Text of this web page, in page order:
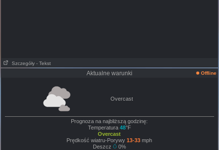
Szczegóły - Tekst
Aktualne warunki Offline
Overcast
Prognoza na najbliższą godzinę:
Temperatura 48°F
Overcast
Prędkość wiatru-Porywy 13-33 mph
Deszcz
0%